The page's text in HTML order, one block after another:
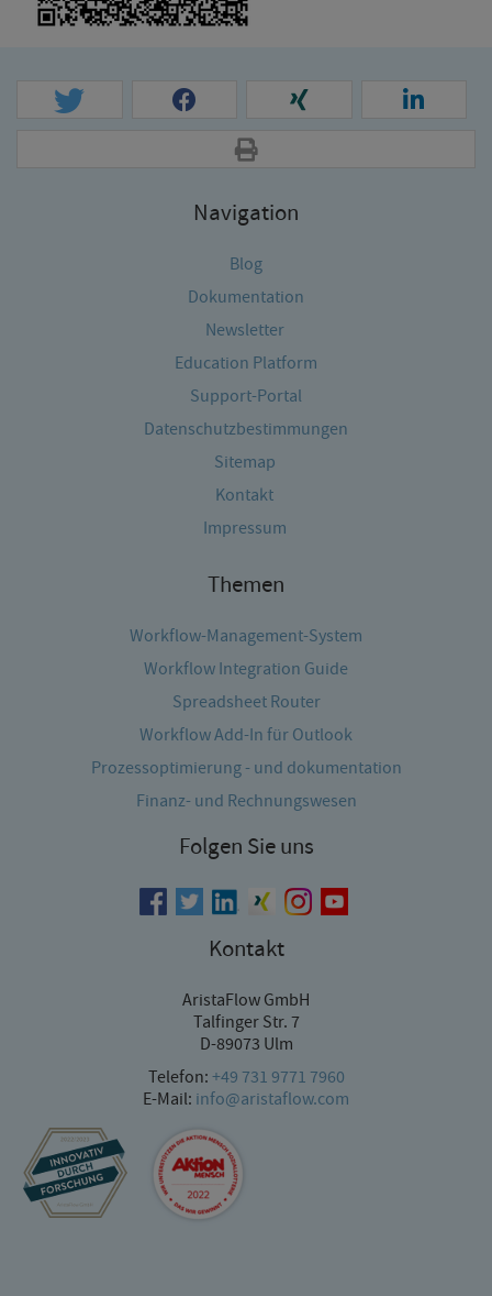
Navigation
Blog
Dokumentation
Newsletter
Education Platform
Support-Portal
Datenschutzbestimmungen
Sitemap
Kontakt
Impressum
Themen
Workflow-Management-System
Workflow Integration Guide
Spreadsheet Router
Workflow Add-In für Outlook
Prozessoptimierung - und dokumentation
Finanz- und Rechnungswesen
Folgen Sie uns
Kontakt
AristaFlow GmbH
Talfinger Str. 7
D-89073 Ulm
Telefon:+49 731 9771 7960
E-Mail: info@aristaflow.com